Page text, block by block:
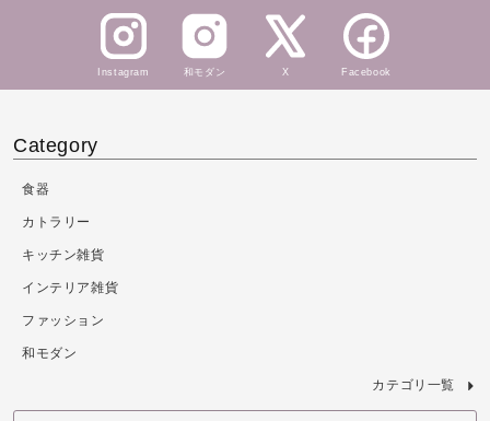
Instagram 和モダン X Facebook
Category
食器
カトラリー
キッチン雑貨
インテリア雑貨
ファッション
和モダン
カテゴリ一覧